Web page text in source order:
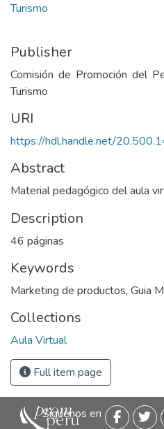
Turismo
Publisher
Comisión de Promoción del
Turismo
URI
https://hdl.handle.net/
Abstract
Material pedagógico del aula
Description
46 páginas
Keywords
Marketing de productos, Guia
Collections
Aula Virtual
Full item page
Siguenos en